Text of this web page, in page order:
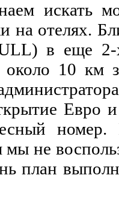
искать
на отелях.
в еще
около 10 км
Евро
номер.
мы не
план